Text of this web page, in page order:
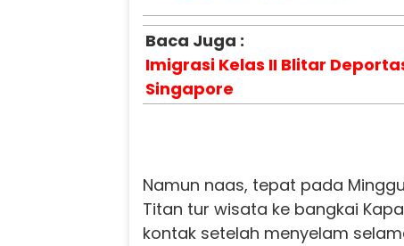
Baca Juga :
Imigrasi Kelas II Blitar
Singapore
Namun naas, tepat pada
Titan tur wisata ke bangkai
kontak setelah menyelam